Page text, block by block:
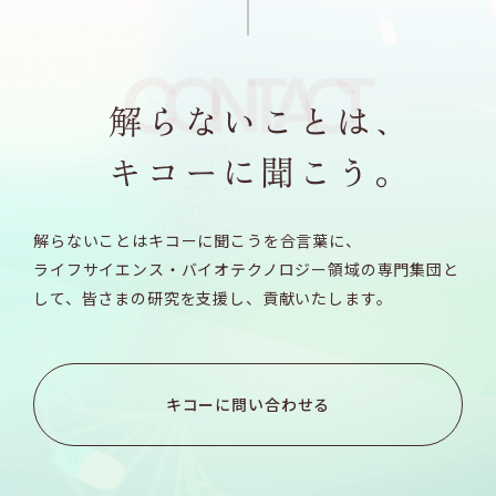
解らないことはキコーに聞こうを合言葉に、
ライフサイエンス・バイオテクノロジー領域の専門集団と
して、 皆さまの研究を支援し、貢献いたします。
キコーに問い合わせる